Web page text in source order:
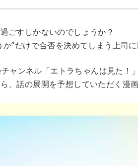
ごすしかないのでしょうか？
”だけで合否を決めてしまう上司
ャンネル「エトラちゃんは見た！
、話の展開を予想していただく漫